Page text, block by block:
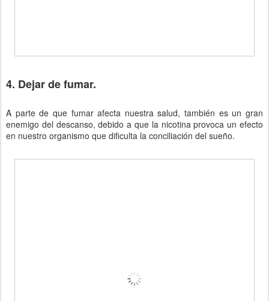
4. Dejar de fumar.
A parte de que fumar afecta nuestra salud, también es un gran
enemigo del descanso, debido a que la nicotina provoca un efecto
en nuestro organismo que dificulta la conciliación del sueño.